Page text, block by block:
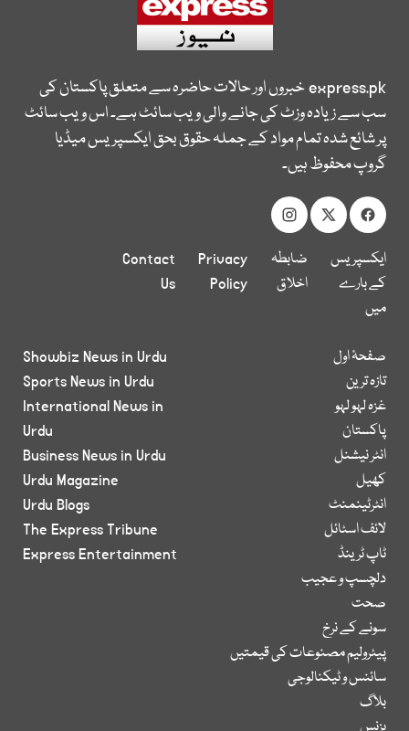
express.pkخبروں اور حالات حاضرہ سے متعلق پاکستان کی
سب سے زیادہ وزٹ کی جانے والی ویب سائٹ ہے۔ اس ویب سائٹ
پر شائع شدہ تمام مواد کے جملہ حقوق بحق ایکسپریس میڈیا
گروپ محفوظ ہیں۔
ایکسپریس
کے بارے
میں
ضابطہ
اخلاق
Privacy
Policy
Contact
Us
صفحۂ اول
تازہ ترین
غزہ لہو لہو
پاکستان
انٹر نیشنل
کھیل
انٹرٹینمنٹ
لائف اسٹائل
ٹاپ ٹرینڈ
دلچسپ و عجیب
صحت
سونے کے نرخ
پیٹرولیم مصنوعات کی قیمتیں
سائنس و ٹیکنالوجی
بلاگ
Showbiz News in Urdu
Sports News in Urdu
International News in
Urdu
Business News in Urdu
Urdu Magazine
Urdu Blogs
The Express Tribune
Express Entertainment